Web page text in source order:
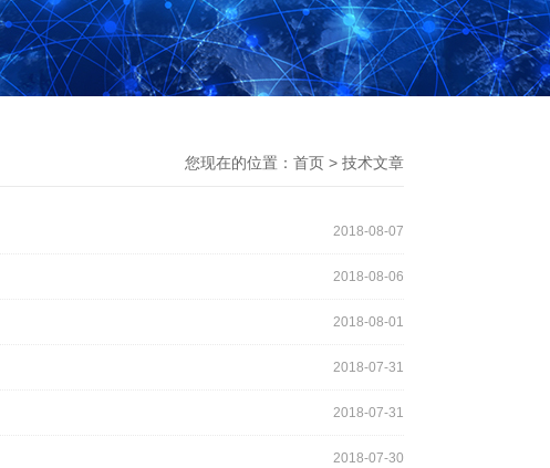
您现在的位置： 首页 > 技术文章
2018-08-07
2018-08-06
2018-08-01
2018-07-31
2018-07-31
2018-07-30